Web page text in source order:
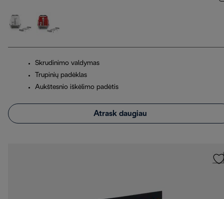
Skrudinimo valdymas
Trupinių padėklas
Aukštesnio iškėlimo padėtis
Atrask daugiau